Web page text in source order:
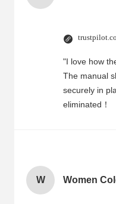
"I love how
The manual
securely in
eliminated！
W